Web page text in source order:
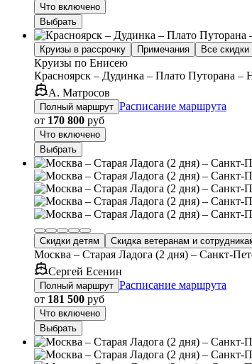
Что включено
Выбрать
Круизы в рассрочку Примечания Все скидки
Круизы по Енисею
Красноярск – Дудинка – Плато Путорана –
А. Матросов
Полный маршрут Расписание маршрута
от 170 800 руб
Что включено
Выбрать
Скидки детям Скидка ветеранам и
Москва – Старая Ладога (2 дня) – Санкт-
Сергей Есенин
Полный маршрут Расписание маршрута
от 181 500 руб
Что включено
Выбрать